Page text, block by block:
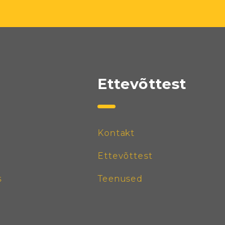
Ettevõttest
Kontakt
Ettevõttest
Teenused